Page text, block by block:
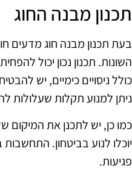
תכנון מבנה החוג
בעת תכנון מבנה חוג מדעים
השונות. תכנון נכון יכול
כולל ניסויים כימיים, יש
ניתן למנוע תקלות שעלולות
כמו כן, יש לתכנן את המיקום
יוכלו לנוע בביטחון.
פגיעות.